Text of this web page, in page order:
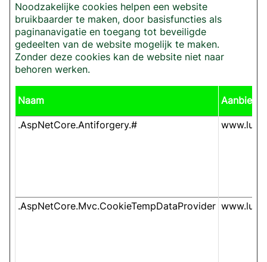
Noodzakelijke cookies helpen een website
bruikbaarder te maken, door basisfuncties als
paginanavigatie en toegang tot beveiligde
gedeelten van de website mogelijk te maken.
Zonder deze cookies kan de website niet naar
behoren werken.
Naam Aanbieder
.AspNetCore.Antiforgery.#
.AspNetCore.Mvc.CookieTempDataProvider